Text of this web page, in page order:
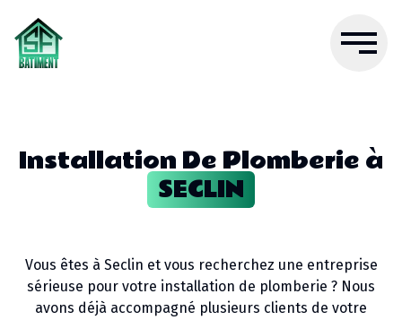
Installation De Plomberieà
SECLIN
Vous êtes à Seclin et vous recherchez une entreprise
sérieuse pour votre installation de plomberie ? Nous
avons déjà accompagné plusieurs clients de votre